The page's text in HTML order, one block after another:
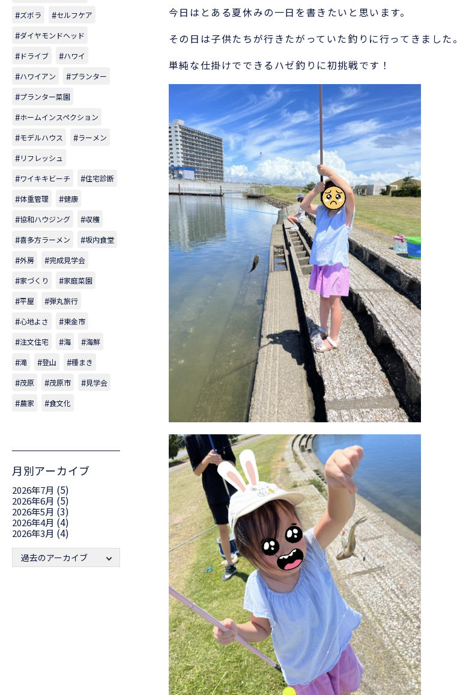
今日はとある夏休みの一日を書きたいと思います。
その日は子供たちが行きたがっていた釣りに行ってきました。
単純な仕掛けでできるハゼ釣りに初挑戦です！
ズボラ
セルフケア
ダイヤモンドヘッド
ドライブ
ハワイ
ハワイアン
プランター
プランター菜園
ホームインスペクション
モデルハウス
ラーメン
リフレッシュ
ワイキキビーチ
住宅診断
体重管理
健康
協和ハウジング
収穫
喜多方ラーメン
坂内食堂
外房
完成見学会
家づくり
家庭菜園
平屋
弾丸旅行
心地よさ
東金市
注文住宅
海
海鮮
滝
登山
種まき
茂原
茂原市
見学会
農家
食文化
月別アーカイブ
2026年7月 (5)
2026年6月 (5)
2026年5月 (3)
2026年4月 (4)
2026年3月 (4)
過去のアーカイブ